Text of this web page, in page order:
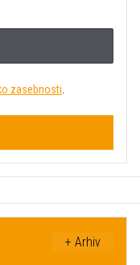
zasebnosti
+ Arhiv